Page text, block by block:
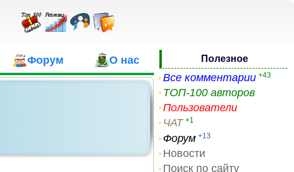
Форум О нас Полезное
Все комментарии +43
ТОП-100 авторов
Пользователи
ЧАТ +1
Форум +13
Новости
Поиск по сайту